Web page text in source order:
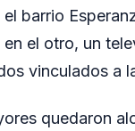
barrio
el otro, un
vinculados a
quedaron